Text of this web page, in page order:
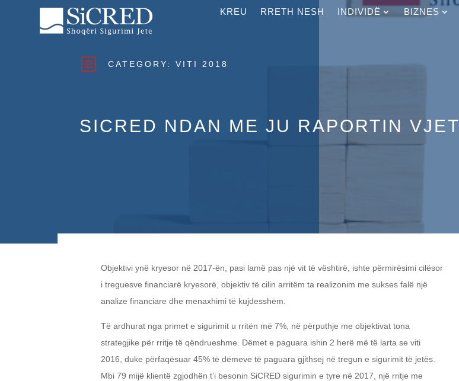
KREU RRETH NESH INDIVIDË BIZNES
b CATEGORY: VITI 2018
SICRED NDAN ME JU RAPORTIN
Objektivi ynë kryesor në 2017-ën, pasi lamë pas një vit të vështirë, ishte përmirësimi cilësor
i treguesve financiarë kryesorë, objektiv të cilin arritëm ta realizonim me sukses falë një
analize financiare dhe menaxhimi të kujdesshëm.
Të ardhurat nga primet e sigurimit u rritën më 7%, në përputhje me objektivat tona
strategjike për rritje të qëndrueshme. Dëmet e paguara ishin 2 herë më të larta se viti
2016, duke përfaqësuar 45% të dëmeve të paguara gjithsej në tregun e sigurimit të jetës.
Mbi 79 mijë klientë zgjodhën t’i besonin SiCRED sigurimin e tyre në 2017, një rritje me